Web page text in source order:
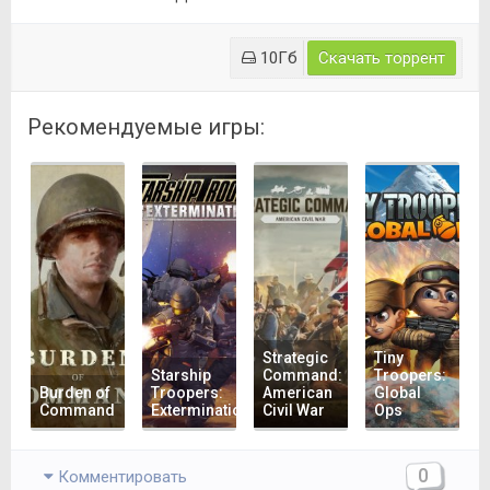
10Гб Скачать торрент
Рекомендуемые игры:
Burden of
Command
Starship
Troopers:
Extermination
Strategic
Command:
American
Civil War
Tiny
Troopers:
Global
Ops
Комментировать 0